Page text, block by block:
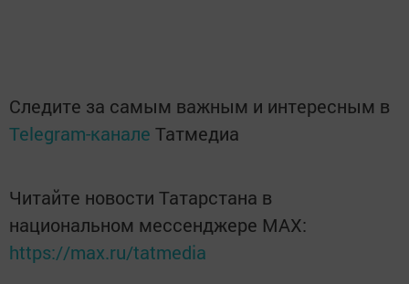
Следите за самым важным и интересным в
Telegram-канале Татмедиа
Читайте новости Татарстана в
национальном мессенджере MАХ:
https://max.ru/tatmedia